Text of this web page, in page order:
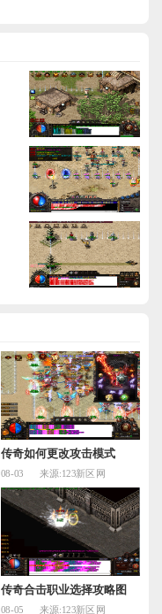
传奇如何更改攻击模式
08-03 来源:123新区网
传奇合击职业选择攻略图
08-05 来源:123新区网